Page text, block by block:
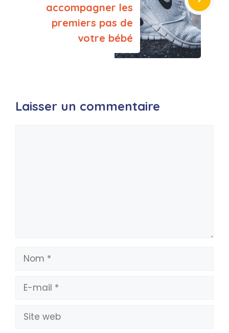
accompagner les
premiers pas de
votre bébé
Laisser un commentaire
Nom
mail
Site
web